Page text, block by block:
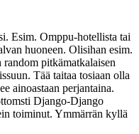
Esim. Omppu-hotellista tai
huoneen. Olisihan esim.
pitkämatkalaisen
Tää taitaa tosiaan olla
ainoastaan perjantaina.
Django-Django
toiminut. Ymmärrän kyllä